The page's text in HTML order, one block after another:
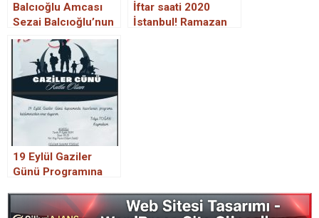
Balcıoğlu Amcası
Sezai Balcıoğlu’nun
Cenazesine Katıldı
İftar saati 2020
İstanbul! Ramazan
19 Eylül Gaziler
Günü Programına